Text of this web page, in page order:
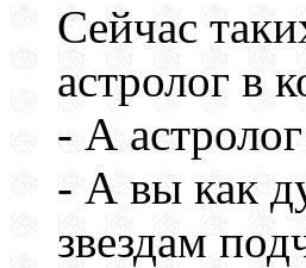
Сейчас
астролог в
- А
- А вы как
звездам